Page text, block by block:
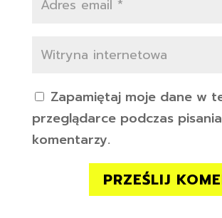
Zapamiętaj moje dane w
przeglądarce podczas
komentarzy.